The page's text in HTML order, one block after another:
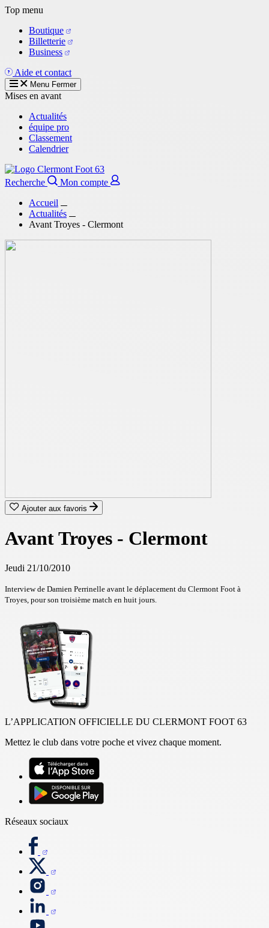
Aller
contenu
principal
Top menu
Boutique
Billetterie
Business
Aide et contact
Menu Fermer
Mises en avant
Actualités
équipe pro
Classement
Calendrier
Recherche
Mon compte
Accueil
Actualités
Avant Troyes - Clermont
Ajouter aux favoris
Avant Troyes - Clermont
Jeudi 21/10/2010
Interview de Damien Perrinelle avant le déplacement du Clermont Foot à
Troyes, pour son troisième match en huit jours.
L’APPLICATION OFFICIELLE DU CLERMONT FOOT 63
Mettez le club dans votre poche et vivez chaque moment.
Réseaux sociaux